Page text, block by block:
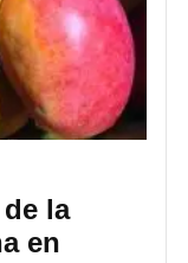
la
en